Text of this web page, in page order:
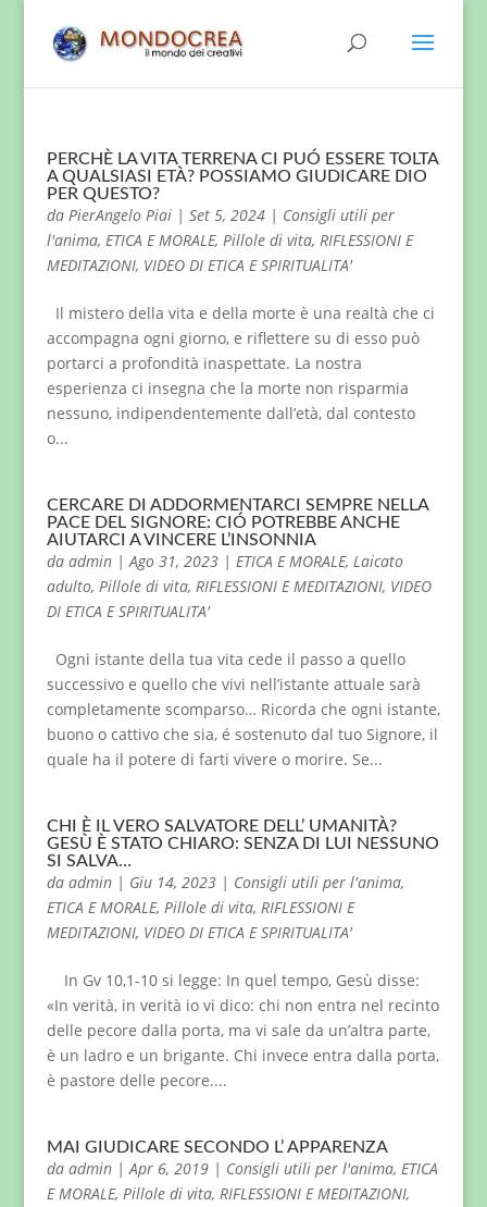
PERCHÈ LA VITA TERRENA CI PUÓ ESSERE TOLTA
A QUALSIASI ETÀ? POSSIAMO GIUDICARE DIO
PER QUESTO?
da PierAngelo Piai| Set 5, 2024| Consigli utili per
l'anima, ETICA E MORALE, Pillole di vita, RIFLESSIONI E
MEDITAZIONI, VIDEO DI ETICA E SPIRITUALITA'
Il mistero della vita e della morte è una realtà che ci
accompagna ogni giorno, e riflettere su di esso può
portarci a profondità inaspettate. La nostra
esperienza ci insegna che la morte non risparmia
nessuno, indipendentemente dall’età, dal contesto
o...
CERCARE DI ADDORMENTARCI SEMPRE NELLA
PACE DEL SIGNORE: CIÓ POTREBBE ANCHE
AIUTARCI A VINCERE L’INSONNIA
da admin|Ago 31, 2023| ETICA E MORALE, Laicato
adulto, Pillole di vita, RIFLESSIONI E MEDITAZIONI, VIDEO
DI ETICA E SPIRITUALITA'
Ogni istante della tua vita cede il passo a quello
successivo e quello che vivi nell’istante attuale sarà
completamente scomparso… Ricorda che ogni istante,
buono o cattivo che sia, é sostenuto dal tuo Signore, il
quale ha il potere di farti vivere o morire. Se...
CHI È IL VERO SALVATORE DELL’ UMANITÀ?
GESÙ È STATO CHIARO: SENZA DI LUI NESSUNO
SI SALVA…
da admin| Giu 14, 2023| Consigli utili per l'anima,
ETICA E MORALE, Pillole di vita, RIFLESSIONI E
MEDITAZIONI, VIDEO DI ETICA E SPIRITUALITA'
In Gv 10,1-10 si legge: In quel tempo, Gesù disse:
«In verità, in verità io vi dico: chi non entra nel recinto
delle pecore dalla porta, ma vi sale da un’altra parte,
è un ladro e un brigante. Chi invece entra dalla porta,
è pastore delle pecore....
MAI GIUDICARE SECONDO L’ APPARENZA
da admin|Apr 6, 2019| Consigli utili per l'anima, ETICA
E MORALE, Pillole di vita, RIFLESSIONI E MEDITAZIONI,